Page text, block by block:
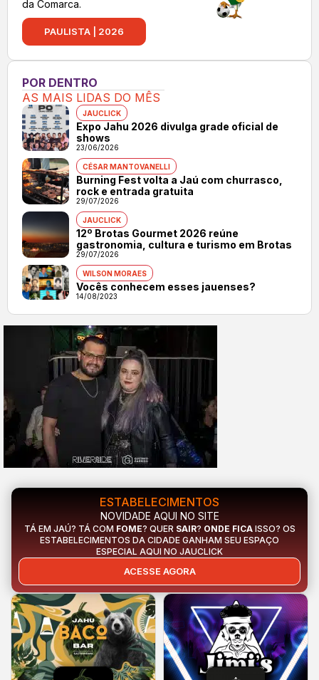
da Comarca.
PAULISTA | 2026
POR DENTRO
AS MAIS LIDAS DO MÊS
JAUCLICK
Expo Jahu 2026 divulga grade oficial de
shows
23/06/2026
CÉSAR MANTOVANELLI
Burning Fest volta a Jaú com churrasco,
rock e entrada gratuita
29/07/2026
JAUCLICK
12º Brotas Gourmet 2026 reúne
gastronomia, cultura e turismo em Brotas
29/07/2026
WILSON MORAES
Vocês conhecem esses jauenses?
14/08/2023
ESTABELECIMENTOS
NOVIDADE AQUI NO SITE
TÁ EM JAÚ? TÁ COM FOME? QUER SAIR? ONDE FICAISSO? OS
ESTABELECIMENTOS DA CIDADE GANHAM SEU ESPAÇO
ESPECIAL AQUI NO JAUCLICK
ACESSE AGORA